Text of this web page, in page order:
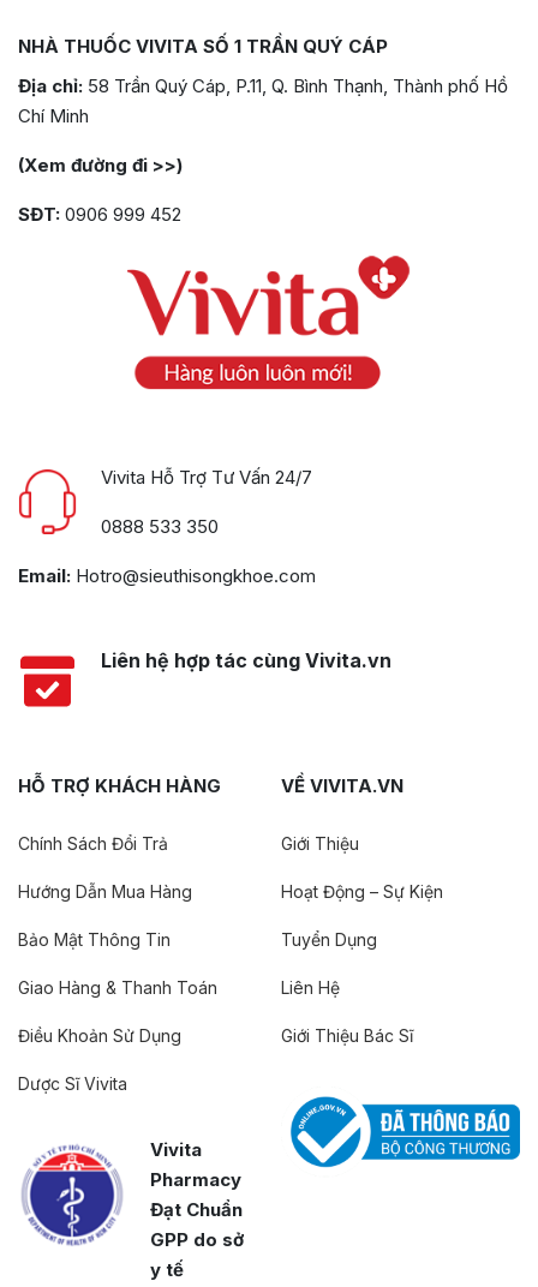
NHÀ THUỐC VIVITA SỐ 1 TRẦN QUÝ CÁP
Địa chỉ: 58 Trần Quý Cáp, P.11, Q. Bình Thạnh, Thành phố Hồ
Chí Minh
(Xem đường đi >>)
SĐT: 0906 999 452
Vivita Hỗ Trợ Tư Vấn 24/7
0888 533 350
Email: Hotro@sieuthisongkhoe.com
Liên hệ hợp tác cùng Vivita.vn
HỖ TRỢ KHÁCH HÀNG
Chính Sách Đổi Trả
Hướng Dẫn Mua Hàng
Bảo Mật Thông Tin
Giao Hàng & Thanh Toán
Điều Khoản Sử Dụng
Dược Sĩ Vivita
Vivita
Pharmacy
Đạt Chuẩn
GPP do sở
y tế
VỀ VIVITA.VN
Giới Thiệu
Hoạt Động – Sự Kiện
Tuyển Dụng
Liên Hệ
Giới Thiệu Bác Sĩ